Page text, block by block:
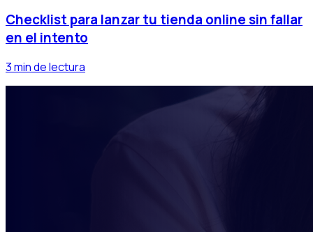
Checklist para lanzar tu tienda online sin fallar
en el intento
3 min de lectura